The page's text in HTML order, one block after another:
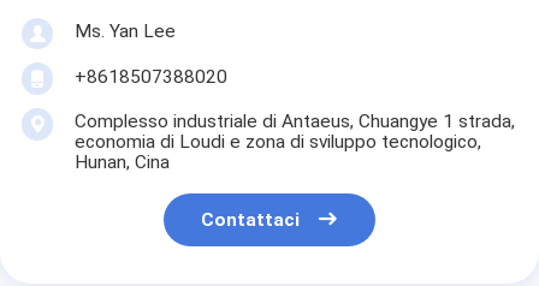
Ms. Yan Lee
+8618507388020
Complesso industriale di Antaeus, Chuangye 1 strada,
economia di Loudi e zona di sviluppo tecnologico,
Hunan, Cina
Contattaci